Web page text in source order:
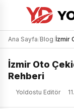
Ana Sayfa/Blog/İzmir
İzmir Oto
Rehberi
Yoldostu Editör